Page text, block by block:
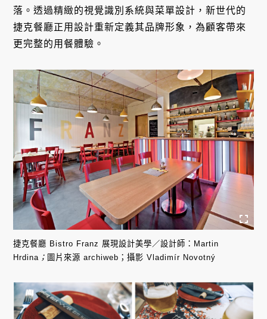
落。透過精緻的視覺識別系統與菜單設計，新世代的
捷克餐廳正用設計重新定義其品牌形象，為顧客帶來
更完整的用餐體驗。
捷克餐廳 Bistro Franz 展現設計美學／設計師：Martin
Hrdina ； 圖片來源 archiweb；攝影 Vladimír Novotný